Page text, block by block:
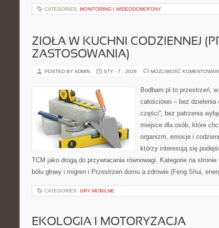
CATEGORIES: MONITORING I WIDEODOMOFONY
ZIOŁA W KUCHNI CODZIENNEJ
ZASTOSOWANIA)
POSTED BY ADMIN STY - 7 - 2026 MOŻLIWOŚĆ
Bodbam.pl to przestrzeń,
całościowo – bez dzielenia
części”, bez patrzenia
miejsce dla osób, które
organizm, emocje i
którzy interesują się
TCM jako drogą do przywracania równowagi. Kategorie na
bólu głowy i migren i Przestrzeń domu a zdrowie (Feng Shui,
CATEGORIES: GRY MOBILNE
EKOLOGIA I MOTORYZACJA